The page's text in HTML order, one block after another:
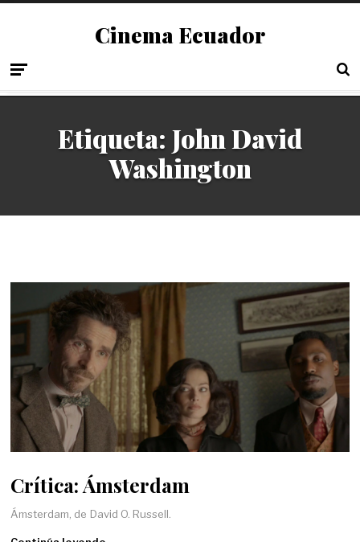
Cinema Ecuador
Etiqueta: John David
Washington
Crítica: Ámsterdam
Ámsterdam, de David O. Russell.